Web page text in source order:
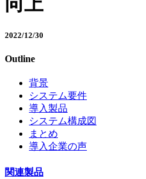
2022/12/30
Outline
背景
システム要件
導入製品
システム構成図
まとめ
導入企業の声
関連製品